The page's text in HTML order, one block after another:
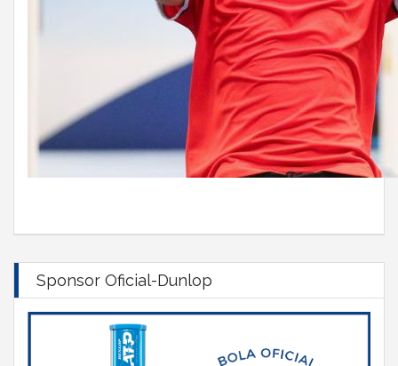
Sponsor Oficial-Dunlop